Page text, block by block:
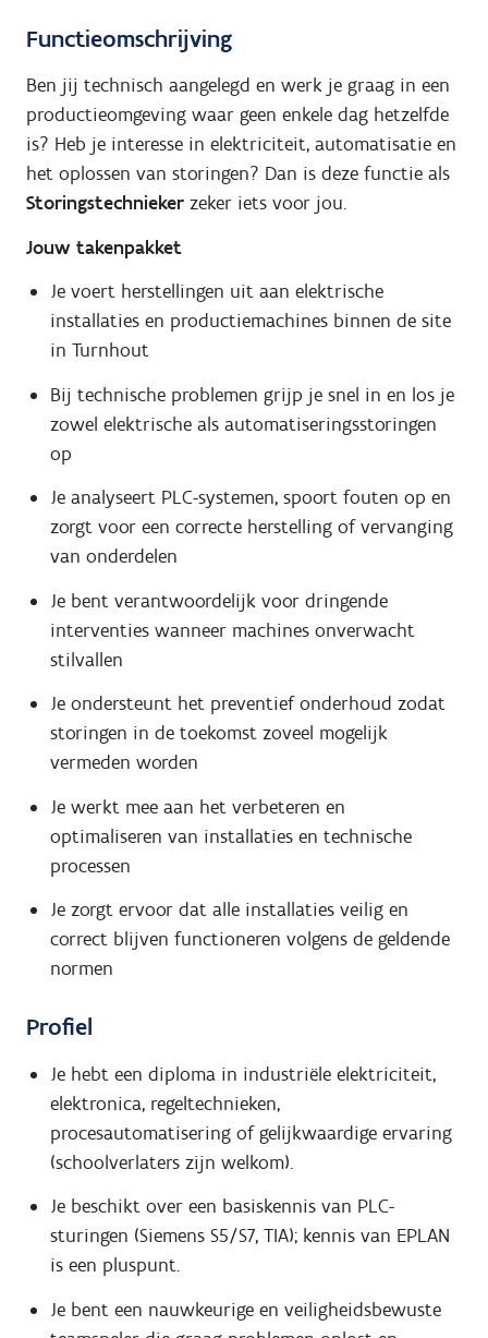
Functieomschrijving
Ben jij technisch aangelegd en werk je graag in een
productieomgeving waar geen enkele dag hetzelfde
is? Heb je interesse in elektriciteit, automatisatie en
het oplossen van storingen? Dan is deze functie als
Storingstechnieker zeker iets voor jou.
Jouw takenpakket
Je voert herstellingen uit aan elektrische
installaties en productiemachines binnen de site
in Turnhout
Bij technische problemen grijp je snel in en los je
zowel elektrische als automatiseringsstoringen
op
Je analyseert PLC-systemen, spoort fouten op en
zorgt voor een correcte herstelling of vervanging
van onderdelen
Je bent verantwoordelijk voor dringende
interventies wanneer machines onverwacht
stilvallen
Je ondersteunt het preventief onderhoud zodat
storingen in de toekomst zoveel mogelijk
vermeden worden
Je werkt mee aan het verbeteren en
optimaliseren van installaties en technische
processen
Je zorgt ervoor dat alle installaties veilig en
correct blijven functioneren volgens de geldende
normen
Profiel
Je hebt een diploma in industriële elektriciteit,
elektronica, regeltechnieken,
procesautomatisering of gelijkwaardige ervaring
(schoolverlaters zijn welkom).
Je beschikt over een basiskennis van PLC-
sturingen (Siemens S5/S7, TIA); kennis van EPLAN
is een pluspunt.
Je bent een nauwkeurige en veiligheidsbewuste